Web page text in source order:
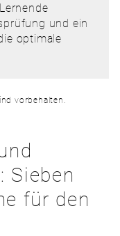
und ein
optimale
vorbehalten.
Sieben
für den